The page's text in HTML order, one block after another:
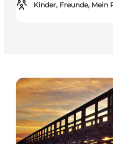
Kinder, Freunde, Mein